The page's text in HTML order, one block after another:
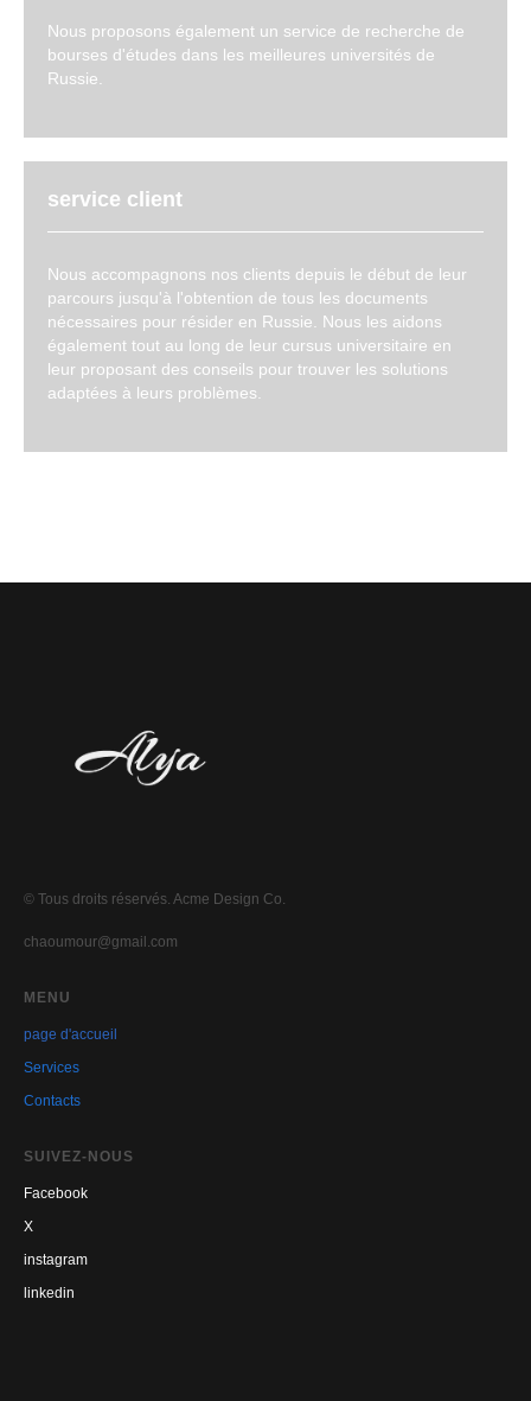
Nous proposons également un service de recherche de
bourses d'études dans les meilleures universités de
Russie.
service client
Nous accompagnons nos clients depuis le début de leur
parcours jusqu'à l'obtention de tous les documents
nécessaires pour résider en Russie. Nous les aidons
également tout au long de leur cursus universitaire en
leur proposant des conseils pour trouver les solutions
adaptées à leurs problèmes.
© Tous droits réservés. Acme Design Co.
chaoumour@gmail.com
MENU
page d'accueil
Services
Contacts
SUIVEZ-NOUS
Facebook
X
instagram
linkedin